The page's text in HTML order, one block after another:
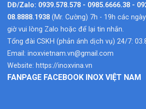
DĐ/Zalo: 0939.578.578 - 0985.6666.38 -
08.8888.1938 (Mr. Cường) 7h - 19h các
giờ vui lòng Zalo hoặc để lại tin nhắn.
Tổng đài CSKH (phản ánh dịch vụ) 24/7:
Email: inoxvietnam.vn@gmail.com
Website: https://inoxvina.vn
FANPAGE FACEBOOK INOX VIỆT NAM